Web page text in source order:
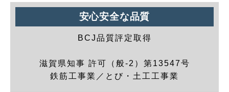
安心安全な品質
BCJ品質評定取得
滋賀県知事 許可（般-2）第13547号
鉄筋工事業／とび・土工工事業